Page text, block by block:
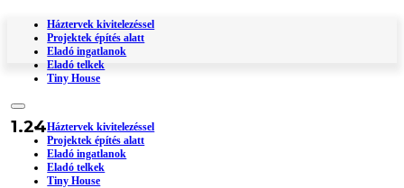
Háztervek kivitelezéssel
Projektek építés alatt
Eladó ingatlanok
Eladó telkek
Tiny House
Háztervek kivitelezéssel
Projektek építés alatt
Eladó ingatlanok
Eladó telkek
Tiny House
1.24